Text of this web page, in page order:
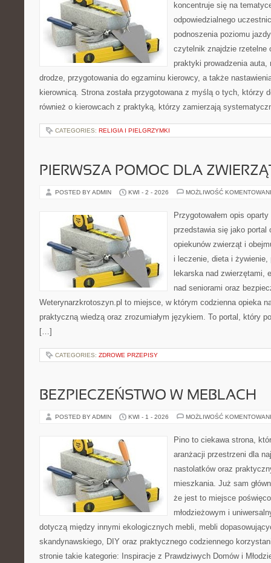
koncentruje się na
odpowiedzialnego
podnoszenia poziomu
czytelnik znajdzie rzetelne
praktyki prowadzenia auta,
drodze, przygotowania do egzaminu kierowcy, a także
kierownicą. Strona została przygotowana z myślą o tych, którzy
również o kierowcach z praktyką, którzy zamierzają
CATEGORIES: RELIGIA I PIELGRZYMKI
PIERWSZA POMOC DLA
POSTED BY ADMIN KWI - 2 - 2026 MOŻLIWOŚĆ
Przygotowałem opis
przedstawia się jako portal
opiekunów zwierząt i
i leczenie, dieta i
lekarska nad zwierzętami,
nad seniorami oraz
Weterynarzkrotoszyn.pl to miejsce, w którym codzienna opieka
praktyczną wiedzą oraz zrozumiałym językiem. To portal, który
[…]
CATEGORIES: ZDROWE PRZEPISY
BEZPIECZEŃSTWO W MEBLACH
POSTED BY ADMIN KWI - 1 - 2026 MOŻLIWOŚĆ
Pino to ciekawa strona,
aranżacji przestrzeni dla
nastolatków oraz
mieszkania. Już sam
że jest to miejsce
młodzieżowym i
dotyczą między innymi ekologicznych mebli, mebli
skandynawskiego, DIY oraz praktycznego codziennego
stronie takie kategorie: Inspiracje z Prawdziwych Domów i